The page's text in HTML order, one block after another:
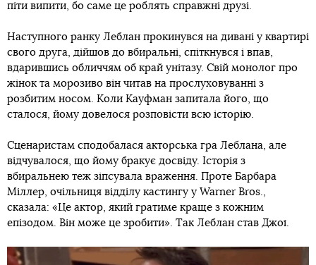
піти випити, бо саме це роблять справжні друзі.
Наступного ранку Леблан прокинувся на дивані у квартирі
свого друга, дійшов до вбиральні, спіткнувся і впав,
вдарившись обличчям об край унітазу. Свій монолог про
жінок та морозиво він читав на прослуховуванні з
розбитим носом. Коли Кауфман запитала його, що
сталося, йому довелося розповісти всю історію.
Сценаристам сподобалася акторська гра Леблана, але
відчувалося, що йому бракує досвіду. Історія з
вбиральнею теж зіпсувала враження. Проте Барбара
Міллер, очільниця відділу кастингу у Warner Bros.,
сказала: «Це актор, який гратиме краще з кожним
епізодом. Він може це зробити». Так Леблан став Джої.